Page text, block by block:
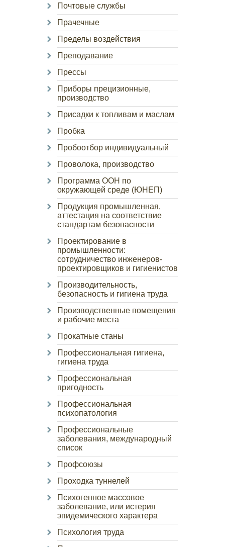
Почтовые службы
Прачечные
Пределы воздействия
Преподавание
Прессы
Приборы прецизионные,
производство
Присадки к топливам и маслам
Пробка
Пробоотбор индивидуальный
Проволока, производство
Программа ООН по
окружающей среде (ЮНЕП)
Продукция промышленная,
аттестация на соответствие
стандартам безопасности
Проектирование в
промышленности:
сотрудничество инженеров-
проектировщиков и гигиенистов
Производительность,
безопасность и гигиена труда
Производственные помещения
и рабочие места
Прокатные станы
Профессиональная гигиена,
гигиена труда
Профессиональная
пригодность
Профессиональная
психопатология
Профессиональные
заболевания, международный
список
Профсоюзы
Проходка туннелей
Психогенное массовое
заболевание, или истерия
эпидемического характера
Психология труда